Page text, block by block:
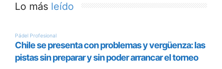
Lo más leído